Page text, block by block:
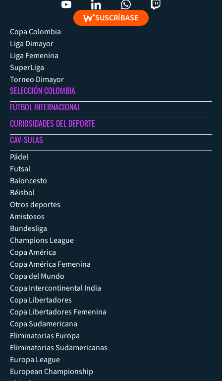
SUSCRÍBASE
Copa Colombia
Liga Dimayor
Liga Femenina
SuperLiga
Torneo Dimayor
SELECCIÓN COLOMBIA
FÚTBOL INTERNACIONAL
CURIOSIDADES DEL DEPORTE
CAV-SULAS
Pádel
Futsal
Baloncesto
Béisbol
Otros deportes
Amistosos
Bundesliga
Champions League
Copa América
Copa América Femenina
Copa del Mundo
Copa Intercontinental India
Copa Libertadores
Copa Libertadores Femenina
Copa Sudamericana
Eliminatorias Europa
Eliminatorias Sudamericanas
Europa League
European Championship